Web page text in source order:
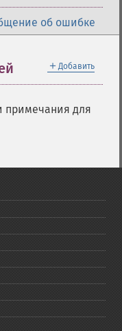
об ошибке
＋ Добавить
примечания для